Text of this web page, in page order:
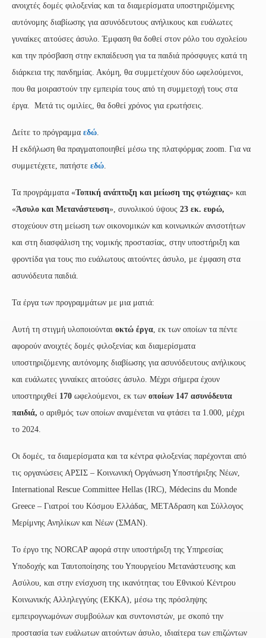
ανοιχτές δομές φιλοξενίας και τα διαμερίσματα υποστηριζόμενης
αυτόνομης διαβίωσης για ασυνόδευτους ανήλικους και ευάλωτες
γυναίκες αιτούσες άσυλο. Έμφαση θα δοθεί στον ρόλο του σχολείου
και την πρόσβαση στην εκπαίδευση για τα παιδιά πρόσφυγες κατά τη
διάρκεια της πανδημίας. Ακόμη, θα συμμετέχουν δύο ωφελούμενοι,
που θα μοιραστούν την εμπειρία τους από τη συμμετοχή τους στα
έργα. Μετά τις ομιλίες, θα δοθεί χρόνος για ερωτήσεις.
Δείτε το πρόγραμμα εδώ
Η εκδήλωση θα πραγματοποιηθεί μέσω της πλατφόρμας zoom. Για να
συμμετέχετε, πατήστε εδώ
Τα προγράμματα «Τοπική ανάπτυξη και μείωση της φτώχειας» και
«Άσυλο και Μετανάστευση», συνολικού ύψους 23 εκ. ευρώ,
στοχεύουν στη μείωση των οικονομικών και κοινωνικών ανισοτήτων
και στη διασφάλιση της νομικής προστασίας, στην υποστήριξη και
φροντίδα για τους πιο ευάλωτους αιτούντες άσυλο, με έμφαση στα
ασυνόδευτα παιδιά.
Τα έργα των προγραμμάτων με μια ματιά:
Αυτή τη στιγμή υλοποιούνται οκτώ έργα , εκ των οποίων τα πέντε
αφορούν ανοιχτές δομές φιλοξενίας και διαμερίσματα
υποστηριζόμενης αυτόνομης διαβίωσης για ασυνόδευτους ανήλικους
και ευάλωτες γυναίκες αιτούσες άσυλο. Μέχρι σήμερα έχουν
υποστηριχθεί 170 ωφελούμενοι, εκ των οποίων 147 ασυνόδευτα
παιδιά, ο αριθμός των οποίων αναμένεται να φτάσει τα 1.000, μέχρι
το 2024.
Οι δομές, τα διαμερίσματα και τα κέντρα φιλοξενίας παρέχονται από
τις οργανώσεις ΑΡΣΙΣ – Κοινωνική Οργάνωση Υποστήριξης Νέων,
International Rescue Committee Hellas (IRC), Médecins du Monde
Greece – Γιατροί του Κόσμου Ελλάδας, ΜΕΤΑδραση και Σύλλογος
Μερίμνης Ανηλίκων και Νέων (ΣΜΑΝ).
Το έργο της NORCAP αφορά στην υποστήριξη της Υπηρεσίας
Υποδοχής και Ταυτοποίησης του Υπουργείου Μετανάστευσης και
Ασύλου, και στην ενίσχυση της ικανότητας του Εθνικού Κέντρου
Κοινωνικής Αλληλεγγύης (ΕΚΚΑ), μέσω της πρόσληψης
εμπειρογνωμόνων συμβούλων και συντονιστών, με σκοπό την
προστασία των ευάλωτων αιτούντων άσυλο, ιδιαίτερα των επιζώντων